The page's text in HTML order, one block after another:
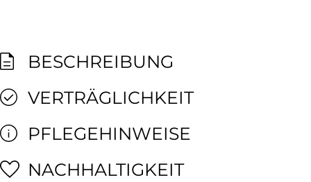
BESCHREIBUNG
VERTRÄGLICHKEIT
PFLEGEHINWEISE
NACHHALTIGKEIT